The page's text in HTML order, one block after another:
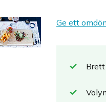
Ge ett